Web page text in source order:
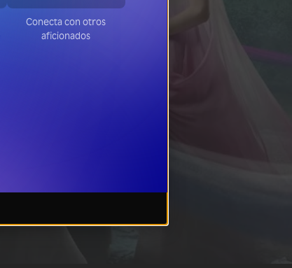
Conecta con otros
aficionados